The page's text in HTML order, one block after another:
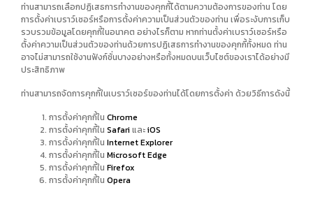
ท่านสามารถเลือกปฏิเสธการทำงานของคุกกี้ได้ตามความต้องการของท่าน โดย
การตั้งค่าเบราว์เซอร์หรือการตั้งค่าความเป็นส่วนตัวของท่าน เพื่อระงับการเก็บ
รวบรวมข้อมูลโดยคุกกี้ในอนาคต อย่างไรก็ตาม หากท่านตั้งค่าเบราว์เซอร์หรือ
ตั้งค่าความเป็นส่วนตัวของท่านด้วยการปฏิเสธการทำงานของคุกกี้ทั้งหมด ท่าน
อาจไม่สามารถใช้งานฟังก์ชั่นบางอย่างหรือทั้งหมดบนเว็บไซต์ของเราได้อย่างมี
ประสิทธิภาพ
ท่านสามารถจัดการคุกกี้ในเบราว์เซอร์ของท่านได้โดยการตั้งค่า ด้วยวิธีการดังนี้
การตั้งค่าคุกกี้ใน Chrome
การตั้งค่าคุกกี้ใน Safari และiOS
การตั้งค่าคุกกี้ใน Internet Explorer
การตั้งค่าคุกกี้ใน Microsoft Edge
การตั้งค่าคุกกี้ใน Firefox
การตั้งค่าคุกกี้ใน Opera